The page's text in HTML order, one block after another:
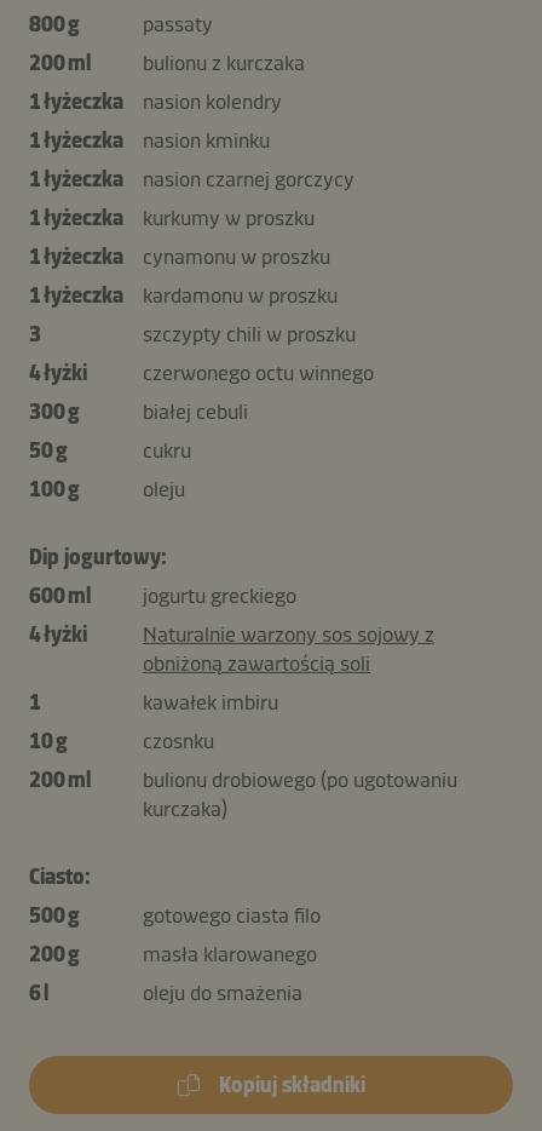
800 g
passaty
200 ml
bulionu z kurczaka
1 łyżeczka
nasion kolendry
1 łyżeczka
nasion kminku
1 łyżeczka
nasion czarnej gorczycy
1 łyżeczka
kurkumy w proszku
1 łyżeczka
cynamonu w proszku
1 łyżeczka
kardamonu w proszku
3
szczypty chili w proszku
4 łyżki
czerwonego octu winnego
300 g
białej cebuli
50 g
cukru
100 g
oleju
Dip jogurtowy:
600 ml
jogurtu greckiego
4 łyżki
Naturalnie warzony sos sojowy z
obniżoną zawartością soli
1
kawałek imbiru
10 g
czosnku
200 ml
bulionu drobiowego (po ugotowaniu
kurczaka)
Ciasto:
500 g
gotowego ciasta filo
200 g
masła klarowanego
6 l
oleju do smażenia
Kopiuj składniki